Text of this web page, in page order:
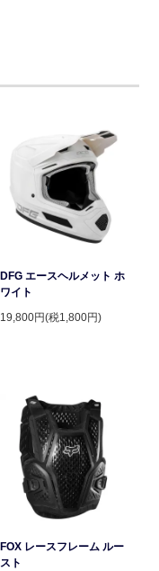
DFG エースヘルメット ホ
ワイト
19,800円(税1,800円)
FOX レースフレーム ルー
スト